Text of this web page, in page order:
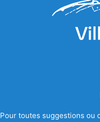
Pour toutes suggestions ou